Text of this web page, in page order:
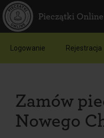
Pieczątki Online
Logowanie Rejestracja
Zamów
Nowego